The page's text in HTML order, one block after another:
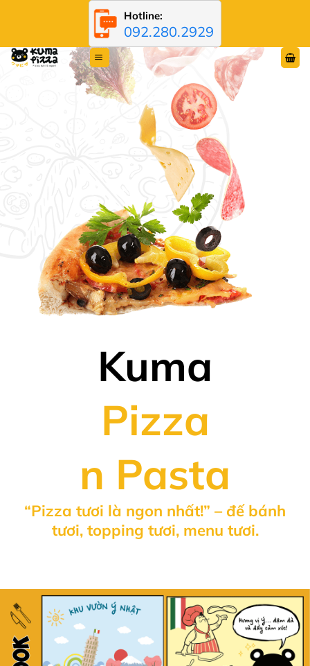
dung
Hotline:
092.280.2929
Kuma
Pizza
n Pasta
“Pizza tươi là ngon nhất!” – đế bánh
tươi, topping tươi, menu tươi.